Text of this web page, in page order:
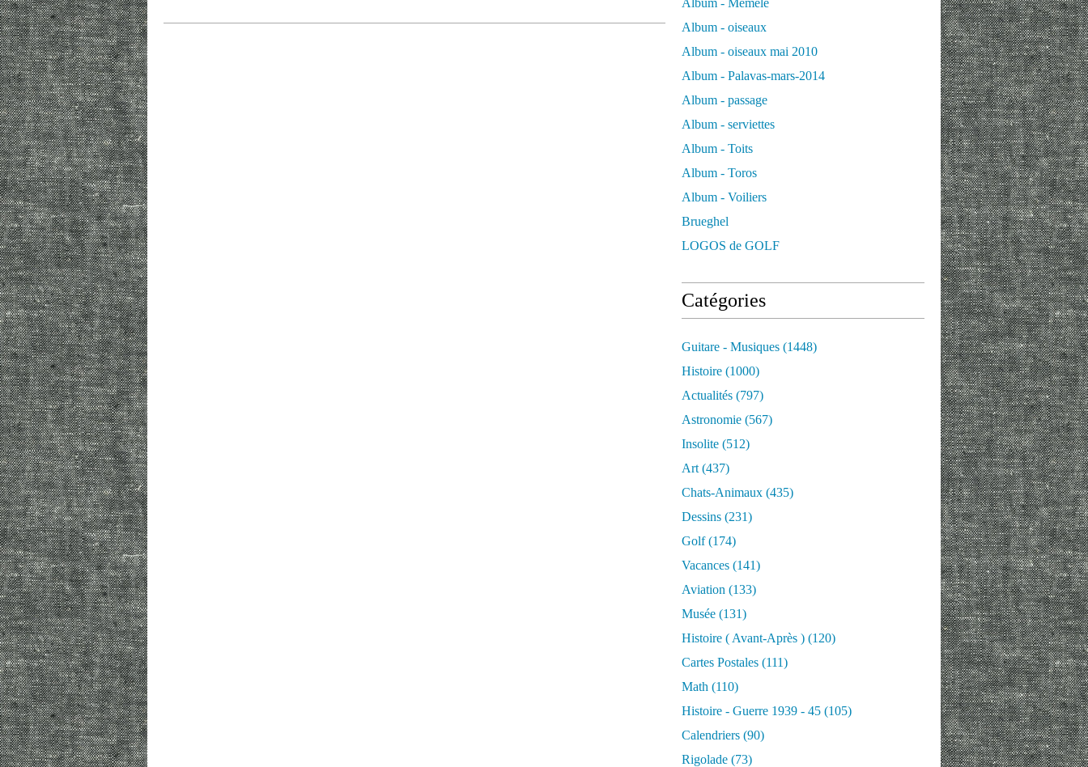
Album - Memele
Album - oiseaux
Album - oiseaux mai 2010
Album - Palavas-mars-2014
Album - passage
Album - serviettes
Album - Toits
Album - Toros
Album - Voiliers
Brueghel
LOGOS de GOLF
Catégories
Guitare - Musiques (1448)
Histoire (1000)
Actualités (797)
Astronomie (567)
Insolite (512)
Art (437)
Chats-Animaux (435)
Dessins (231)
Golf(174)
Vacances (141)
Aviation (133)
Musée (131)
Histoire ( Avant-Après ) (120)
Cartes Postales (111)
Math (110)
Histoire - Guerre 1939 - 45 (105)
Calendriers (90)
Rigolade (73)